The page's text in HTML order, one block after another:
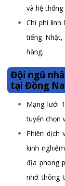
và hệ thống
Chi phí linh
tiếng
hàng.
Đội ngũ
tại Đồng
Mạng lưới
tuyển chọn
Phiên dịch
kinh
địa phong
nhớ thông